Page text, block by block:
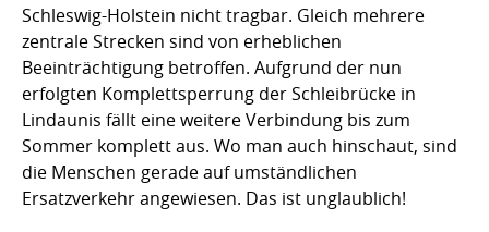
Schleswig-Holstein nicht tragbar. Gleich mehrere
zentrale Strecken sind von erheblichen
Beeinträchtigung betroffen. Aufgrund der nun
erfolgten Komplettsperrung der Schleibrücke in
Lindaunis fällt eine weitere Verbindung bis zum
Sommer komplett aus. Wo man auch hinschaut, sind
die Menschen gerade auf umständlichen
Ersatzverkehr angewiesen. Das ist unglaublich!